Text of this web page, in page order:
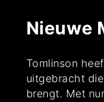
Nieuwe
Tomlinson
uitgebracht
brengt. Met